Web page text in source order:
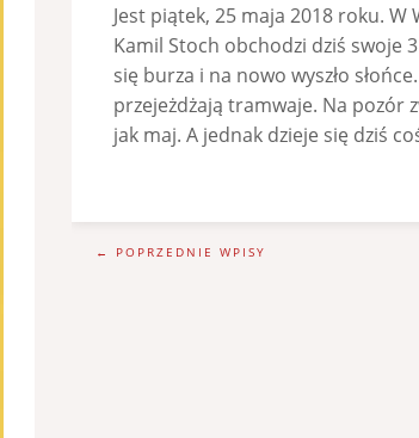
Jest piątek, 25 maja 2018 roku.
Kamil Stoch obchodzi dziś swoje
się burza i na nowo wyszło
przejeżdżają tramwaje. Na pozór
jak maj. A jednak dzieje się dziś
← POPRZEDNIE WPISY